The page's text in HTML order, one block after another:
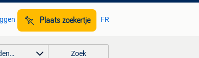
Plaats zoekertje FR
Zoek